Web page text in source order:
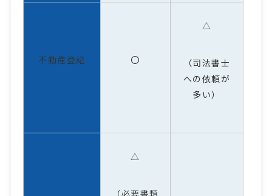
不動産登記 〇
△
（司法書士
への依頼が
多い）
△